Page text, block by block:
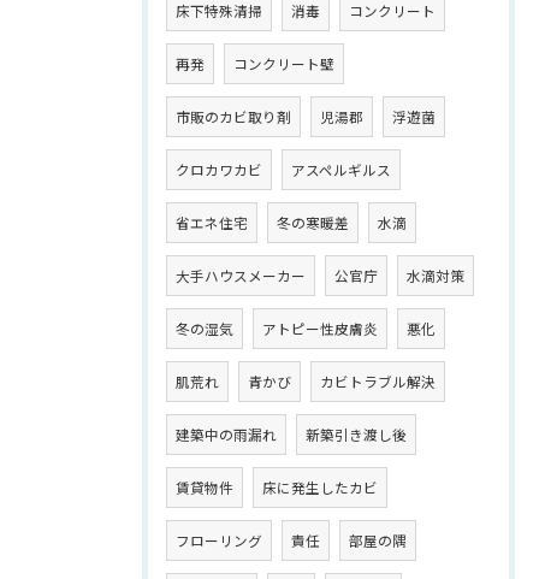
床下特殊清掃 消毒 コンクリート
再発 コンクリート壁
市販のカビ取り剤 児湯郡 浮遊菌
クロカワカビ アスペルギルス
省エネ住宅 冬の寒暖差 水滴
大手ハウスメーカー 公官庁 水滴対策
冬の湿気 アトピー性皮膚炎 悪化
肌荒れ 青かび カビトラブル解決
建築中の雨漏れ 新築引き渡し後
賃貸物件 床に発生したカビ
フローリング 責任 部屋の隅